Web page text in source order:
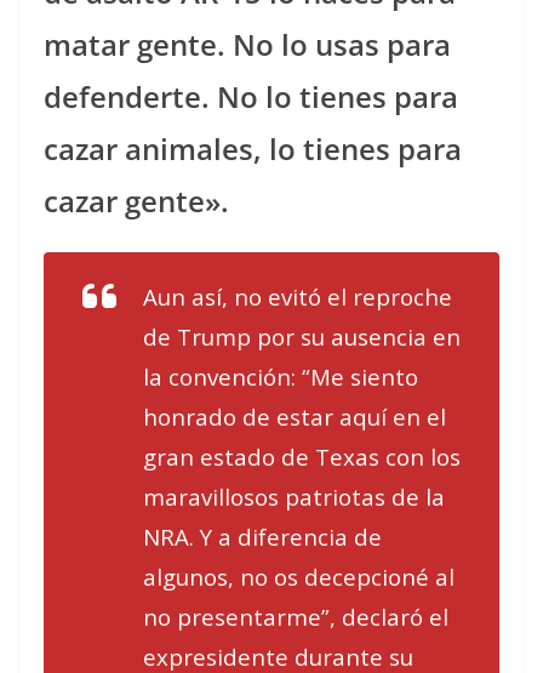
matar gente. No lo usas para
defenderte. No lo tienes para
cazar animales, lo tienes para
cazar gente».
Aun así, no evitó el reproche
de Trump por su ausencia en
la convención: “Me siento
honrado de estar aquí en el
gran estado de Texas con los
maravillosos patriotas de la
NRA. Y a diferencia de
algunos, no os decepcioné al
no presentarme”, declaró el
expresidente durante su